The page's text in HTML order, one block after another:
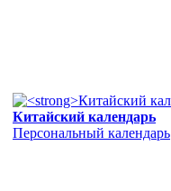
Китайский календарь
Персональный календарь